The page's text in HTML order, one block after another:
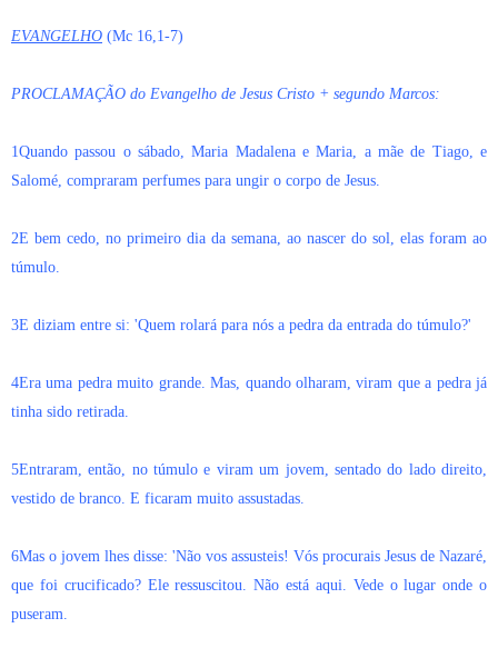
EVANGELHO (Mc 16,1-7)
PROCLAMAÇÃO do Evangelho de Jesus Cristo + segundo Marcos:
1Quando passou o sábado, Maria Madalena e Maria, a mãe de Tiago, e
Salomé, compraram perfumes para ungir o corpo de Jesus.
2E bem cedo, no primeiro dia da semana, ao nascer do sol, elas foram ao
túmulo.
3E diziam entre si: 'Quem rolará para nós a pedra da entrada do túmulo?'
4Era uma pedra muito grande. Mas, quando olharam, viram que a pedra já
tinha sido retirada.
5Entraram, então, no túmulo e viram um jovem, sentado do lado direito,
vestido de branco. E ficaram muito assustadas.
6Mas o jovem lhes disse: 'Não vos assusteis! Vós procurais Jesus de Nazaré,
que foi crucificado? Ele ressuscitou. Não está aqui. Vede o lugar onde o
puseram.